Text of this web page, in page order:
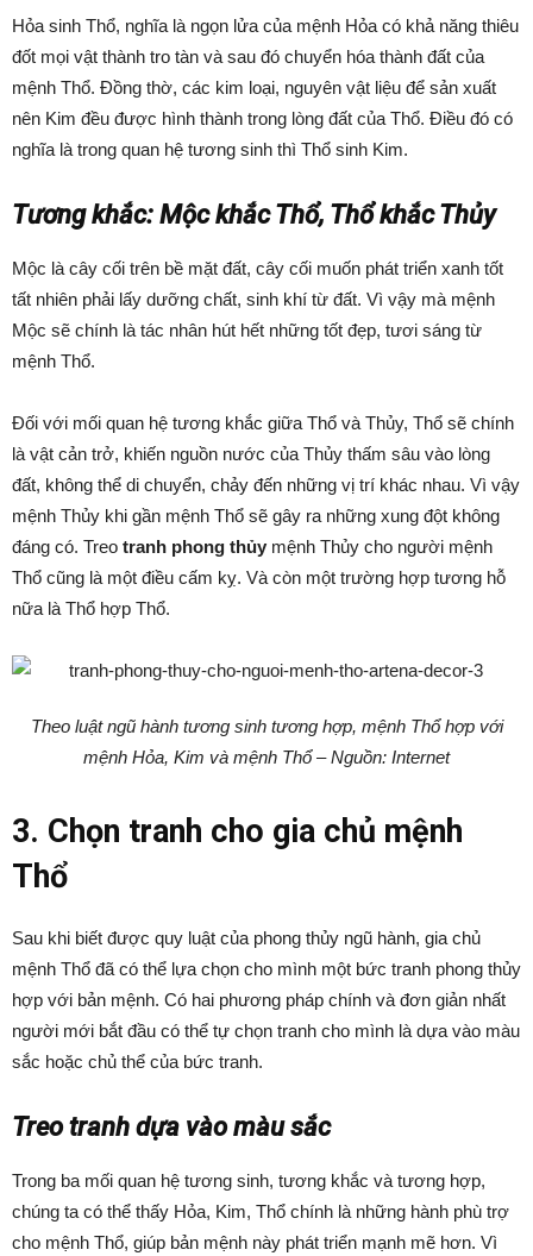
Hỏa sinh Thổ, nghĩa là ngọn lửa của mệnh Hỏa có khả năng thiêu
đốt mọi vật thành tro tàn và sau đó chuyển hóa thành đất của
mệnh Thổ. Đồng thờ, các kim loại, nguyên vật liệu để sản xuất
nên Kim đều được hình thành trong lòng đất của Thổ. Điều đó có
nghĩa là trong quan hệ tương sinh thì Thổ sinh Kim.
Tương khắc: Mộc khắc Thổ, Thổ khắc Thủy
Mộc là cây cối trên bề mặt đất, cây cối muốn phát triển xanh tốt
tất nhiên phải lấy dưỡng chất, sinh khí từ đất. Vì vậy mà mệnh
Mộc sẽ chính là tác nhân hút hết những tốt đẹp, tươi sáng từ
mệnh Thổ.
Đối với mối quan hệ tương khắc giữa Thổ và Thủy, Thổ sẽ chính
là vật cản trở, khiến nguồn nước của Thủy thấm sâu vào lòng
đất, không thể di chuyển, chảy đến những vị trí khác nhau. Vì vậy
mệnh Thủy khi gần mệnh Thổ sẽ gây ra những xung đột không
đáng có. Treo tranh phong thủy mệnh Thủy cho người mệnh
Thổ cũng là một điều cấm kỵ. Và còn một trường hợp tương hỗ
nữa là Thổ hợp Thổ.
Theo luật ngũ hành tương sinh tương hợp, mệnh Thổ hợp với
mệnh Hỏa, Kim và mệnh Thổ – Nguồn: Internet
3. Chọn tranh cho gia chủ mệnh
Thổ
Sau khi biết được quy luật của phong thủy ngũ hành, gia chủ
mệnh Thổ đã có thể lựa chọn cho mình một bức tranh phong thủy
hợp với bản mệnh. Có hai phương pháp chính và đơn giản nhất
người mới bắt đầu có thể tự chọn tranh cho mình là dựa vào màu
sắc hoặc chủ thể của bức tranh.
Treo tranh dựa vào màu sắc
Trong ba mối quan hệ tương sinh, tương khắc và tương hợp,
chúng ta có thể thấy Hỏa, Kim, Thổ chính là những hành phù trợ
cho mệnh Thổ, giúp bản mệnh này phát triển mạnh mẽ hơn. Vì